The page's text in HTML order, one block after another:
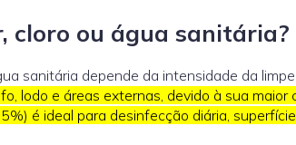
cloro ou água sanitária?
sanitária depende da intensidade da
lodo e áreas externas, devido à sua maior
é ideal para desinfecção diária,